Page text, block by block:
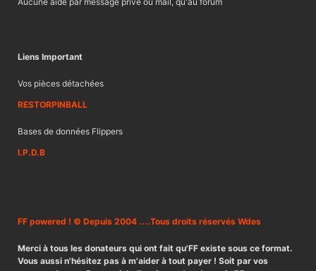
Liens Important
Vos pièces détachées
RESTORPINBALL
Bases de données Flippers
I.P.D.B
FF powered ! © Depuis 2004 ....Tous droits réservés Wdes
Merci à tous les donateurs qui ont fait qu'FF existe sous ce format.
Vous aussi n'hésitez pas à m'aider à tout payer ! Soit par vos